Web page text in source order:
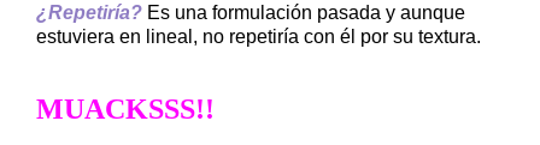
¿Repetiría? Es una formulación pasada y aunque
estuviera en lineal, no repetiría con él por su textura.
MUACKSSS!!